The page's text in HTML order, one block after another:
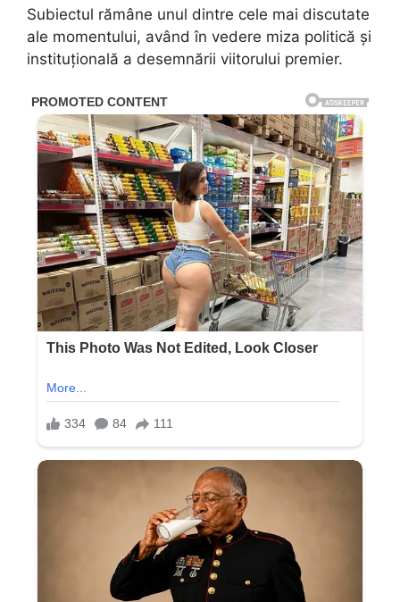
Subiectul rămâne unul dintre cele mai discutate
ale momentului, având în vedere miza politică și
instituțională a desemnării viitorului premier.